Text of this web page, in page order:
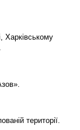
Харківському
території.